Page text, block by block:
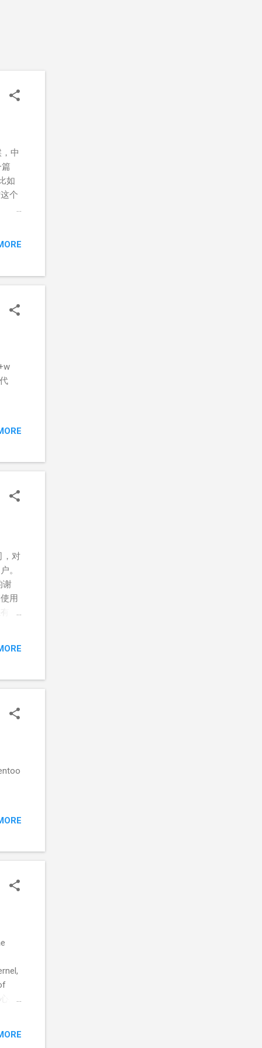
中
如
个
不
{
，对
。
谢
用
任
未
正式
血